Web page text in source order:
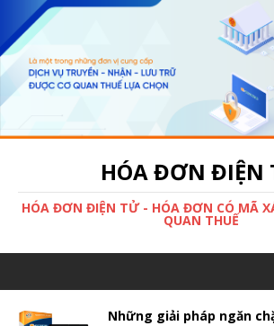
HÓA ĐƠN ĐIỆN
HÓA ĐƠN ĐIỆN TỬ - HÓA ĐƠN CÓ MÃ
QUAN THUẾ
Những giải pháp ngăn